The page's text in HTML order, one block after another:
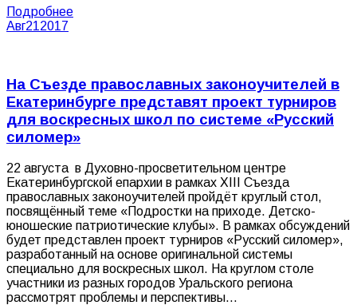
Подробнее
Авг212017
На Съезде православных законоучителей в
Екатеринбурге представят проект турниров
для воскресных школ по системе «Русский
силомер»
22 августа в Духовно-просветительном центре
Екатеринбургской епархии в рамках XIII Съезда
православных законоучителей пройдёт круглый стол,
посвящённый теме «Подростки на приходе. Детско-
юношеские патриотические клубы». В рамках обсуждений
будет представлен проект турниров «Русский силомер»,
разработанный на основе оригинальной системы
специально для воскресных школ. На круглом столе
участники из разных городов Уральского региона
рассмотрят проблемы и перспективы…